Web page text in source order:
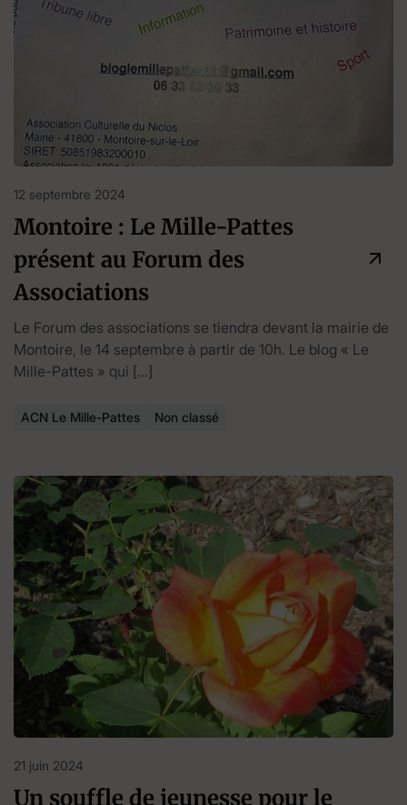
12 septembre 2024
Montoire : Le Mille-Pattes
présent au Forum des
Associations
Le Forum des associations se tiendra devant la mairie de
Montoire, le 14 septembre à partir de 10h. Le blog « Le
Mille-Pattes » qui […]
ACN Le Mille-Pattes Non classé
21 juin 2024
Un souffle de jeunesse pour le